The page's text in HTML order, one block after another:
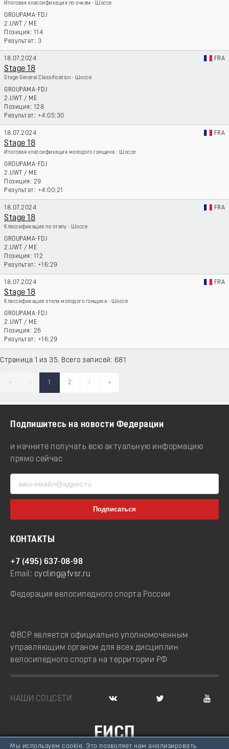
Итоговая классификация по очкам - Шоссе
GROUPAMA-FDJ
2.UWT / ME
114
3
18.07.2024 FRA
Stage 18
Stage General Classification - Шоссе
GROUPAMA-FDJ
2.UWT / ME
128
+4:05:30
18.07.2024 FRA
Stage 18
Итоговая классификация молодого гонщика - Шоссе
GROUPAMA-FDJ
2.UWT / ME
29
+4:00:21
18.07.2024 FRA
Stage 18
Классификация по этапу - Шоссе
GROUPAMA-FDJ
2.UWT / ME
112
+16:29
18.07.2024 FRA
Stage 18
Классификация этапа молодого гонщика - Шоссе
GROUPAMA-FDJ
2.UWT / ME
26
+16:29
Страница 1 из 35. Всего записей: 681
« ‹ 1 2 › »
Подпишитесь на новости Федерации
и начните получать всю актуальную информацию
прямо сейчас
КОНТАКТЫ
+7 (495) 637-08-98
Email: cycling@fvsr.ru
Федерация велосипедного спорта России
ФВСР является официально уполномоченным
управляющим органом для всех дисциплин
велосипедного спорта на территории РФ
НАШИ СОЦСЕТИ
ЕИСП
ВЕЛОСПОРТ РОССИИ
Мы используем cookie. Это позволяет нам анализировать